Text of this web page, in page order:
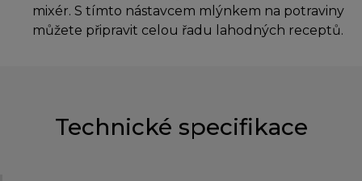
mixér. S tímto nástavcem mlýnkem na potraviny
můžete připravit celou řadu lahodných receptů.
Technické specifikace